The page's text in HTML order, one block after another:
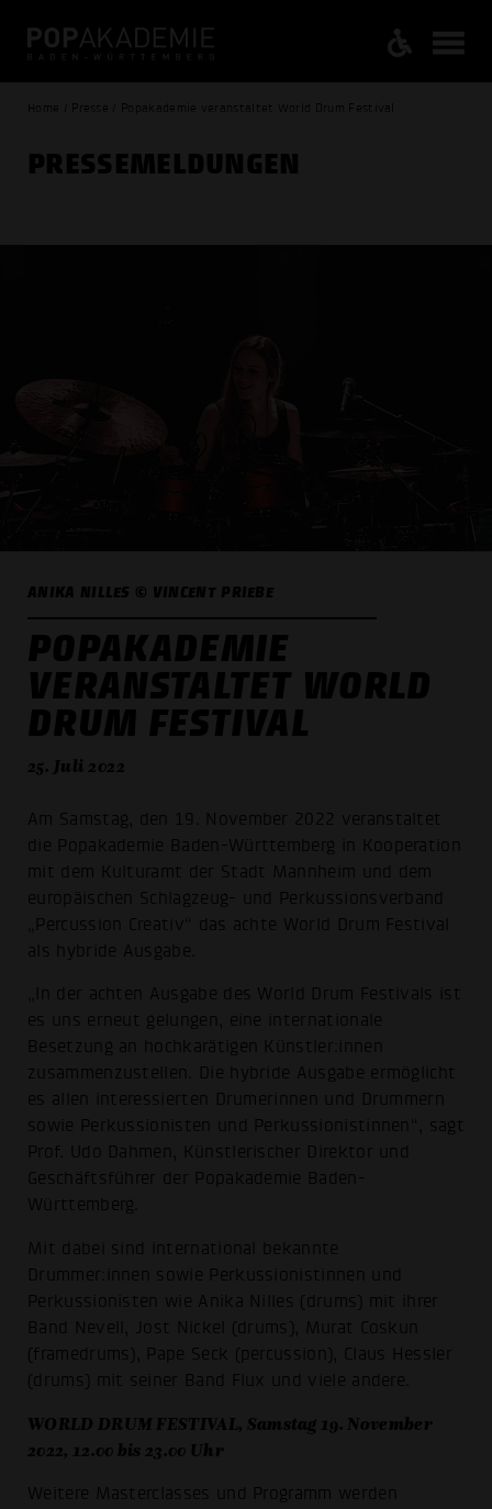
Home / Presse / Popakademie veranstaltet World Drum Festival
PRESSE­MELDUNGEN
ANIKA NILLES © VINCENT PRIEBE
POPAKADEMIE
VERANSTALTET WORLD
DRUM FESTIVAL
25. Juli 2022
Am Samstag, den 19. November 2022 veranstaltet
die Popakademie Baden-Württemberg in Kooperation
mit dem Kulturamt der Stadt Mannheim und dem
europäischen Schlagzeug- und Perkussionsverband
„Percussion Creativ“ das achte World Drum Festival
als hybride Ausgabe.
„In der achten Ausgabe des World Drum Festivals ist
es uns erneut gelungen, eine internationale
Besetzung an hochkarätigen Künstler:innen
zusammenzustellen. Die hybride Ausgabe ermöglicht
es allen interessierten Drumerinnen und Drummern
sowie Perkussionisten und Perkussionistinnen“, sagt
Prof. Udo Dahmen, Künstlerischer Direktor und
Geschäftsführer der Popakademie Baden-
Württemberg.
Mit dabei sind international bekannte
Drummer:innen sowie Perkussionistinnen und
Perkussionisten wie Anika Nilles (drums) mit ihrer
Band Nevell, Jost Nickel (drums), Murat Coskun
(framedrums), Pape Seck (percussion), Claus Hessler
(drums) mit seiner Band Flux und viele andere.
WORLD DRUM FESTIVAL, Samstag 19. November
2022, 12.00 bis 23.00 Uhr
Weitere Masterclasses und Programm werden